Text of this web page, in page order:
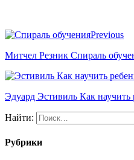
Previous
Митчел Резник Спираль
Эдуард Эстивиль Как
Найти:
Рубрики